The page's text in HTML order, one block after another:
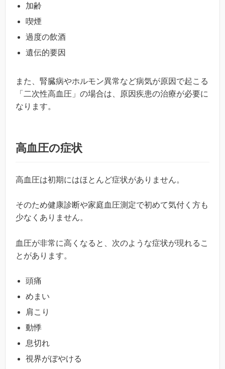
加齢
喫煙
過度の飲酒
遺伝的要因
また、腎臓病やホルモン異常など病気が原因で起こる
「二次性高血圧」の場合は、原因疾患の治療が必要に
なります。
高血圧の症状
高血圧は初期にはほとんど症状がありません。
そのため健康診断や家庭血圧測定で初めて気付く方も
少なくありません。
血圧が非常に高くなると、次のような症状が現れるこ
とがあります。
頭痛
めまい
肩こり
動悸
息切れ
視界がぼやける